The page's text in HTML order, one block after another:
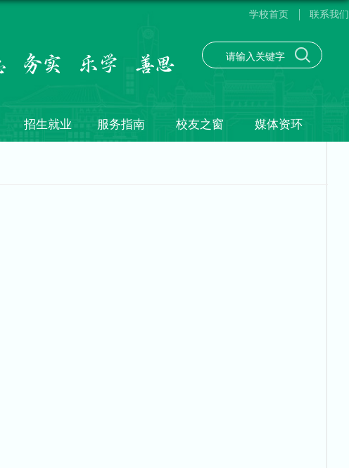
学校首页 联系我们
招生就业 服务指南 校友之窗 媒体资环